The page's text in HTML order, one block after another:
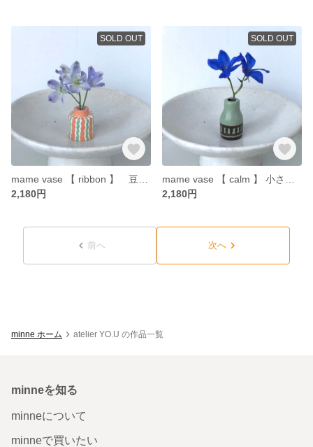
SOLD OUT
2,180円
SOLD OUT
2,180円
前へ 次へ
minne ホーム atelier YO.U の作品一覧
minneを知る
minneについて
minneで買いたい